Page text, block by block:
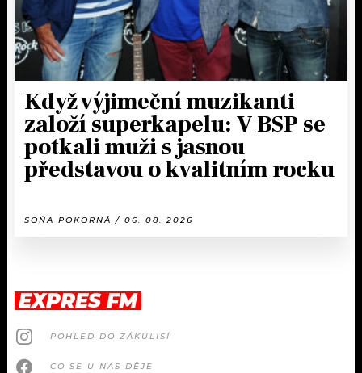
Když výjimeční muzikanti
založí superkapelu: V BSP se
potkali muži s jasnou
představou o kvalitním rocku
SOŇA POKORNÁ / 06. 08. 2026
EXPRES FM
POHLED DO ZÁKULISÍ
CO SE U NÁS DĚJE